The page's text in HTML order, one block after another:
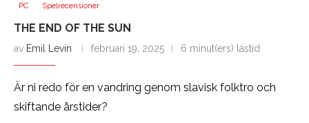
PC Spelrecensioner
THE END OF THE SUN
av Emil Levin februari 19, 2025 6 minut(ers) lästid
Är ni redo för en vandring genom slavisk folktro och
skiftande årstider?